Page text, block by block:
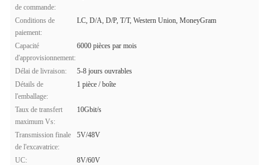
de commande:
Conditions de
paiement:
LC, D/A, D/P, T/T, Western Union, MoneyGram
Capacité
d'approvisionnement:
6000 pièces par mois
Délai de livraison:
5-8 jours ouvrables
Détails de
l'emballage:
1 pièce / boîte
Taux de transfert
maximum Vs:
10Gbit/s
Transmission finale
de l'excavatrice:
5V/48V
UC:
8V/60V